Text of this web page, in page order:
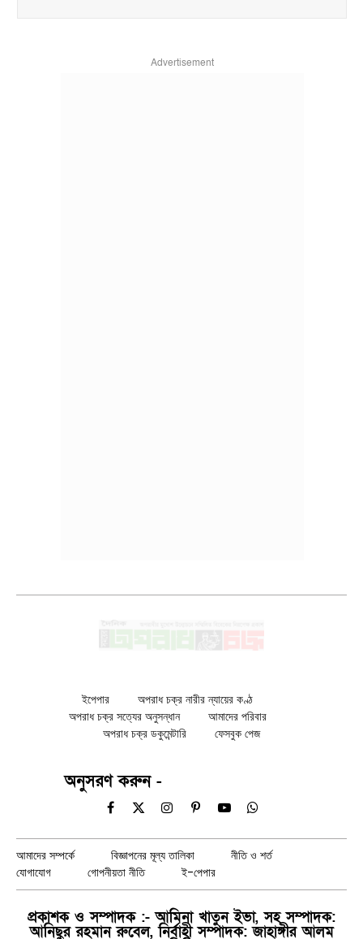
Advertisement
ইপেপার
অপরাধ চক্র নারীর ন্যায়ের কণ্ঠ
অপরাধ চক্র সত্যের অনুসন্ধান
আমাদের পরিবার
অপরাধ চক্র ডকুমেন্টারি
ফেসবুক পেজ
অনুসরণ করুন -
Facebook
X
InstagramPinterestYouTubeWhatsApp
আমাদের সম্পর্কে বিজ্ঞাপনের মূল্য তালিকা
নীতি ও শর্ত
যোগাযোগ
গোপনীয়তা নীতি ই-পেপার
প্রকাশক ও সম্পাদক :- আমিনা খাতুন ইভা, সহ সম্পাদক:
আনিছুর রহমান রুবেল, নির্বাহী সম্পাদক: জাহাঙ্গীর আলম